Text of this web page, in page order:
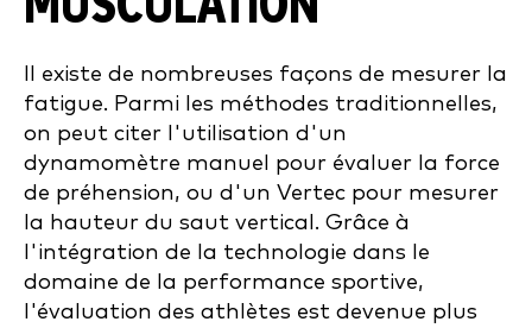
Il existe de nombreuses façons de mesurer la
fatigue. Parmi les méthodes traditionnelles,
on peut citer l'utilisation d'un
dynamomètre manuel pour évaluer la force
de préhension, ou d'un Vertec pour mesurer
la hauteur du saut vertical. Grâce à
l'intégration de la technologie dans le
domaine de la performance sportive,
l'évaluation des athlètes est devenue plus